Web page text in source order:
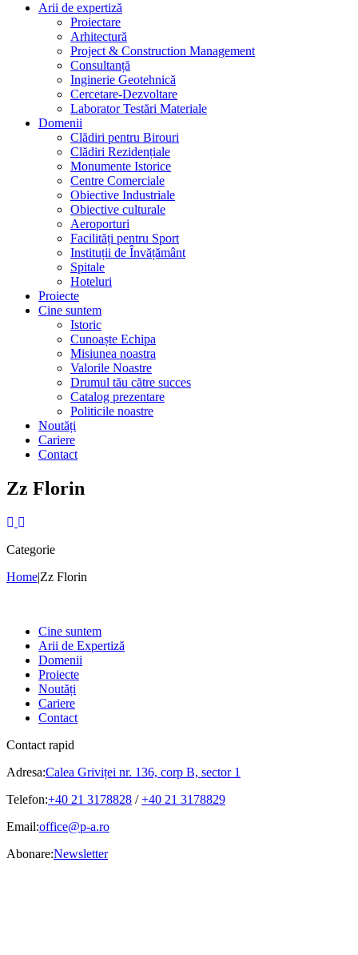
Arii de expertiză
Proiectare
Arhitectură
Project & Construction Management
Consultanță
Inginerie Geotehnică
Cercetare-Dezvoltare
Laborator Testări Materiale
Domenii
Clădiri pentru Birouri
Clădiri Rezidențiale
Monumente Istorice
Centre Comerciale
Obiective Industriale
Obiective culturale
Aeroporturi
Facilități pentru Sport
Instituții de Învățământ
Spitale
Hoteluri
Proiecte
Cine suntem
Istoric
Cunoaște Echipa
Misiunea noastra
Valorile Noastre
Drumul tău către succes
Catalog prezentare
Politicile noastre
Noutăți
Cariere
Contact
Zz Florin
Categorie
Home|Zz Florin
Cine suntem
Arii de Expertiză
Domenii
Proiecte
Noutăți
Cariere
Contact
Contact rapid
Adresa:Calea Griviței nr. 136, corp B, sector 1
Telefon:+40 21 3178828 /+40 21 3178829
Email:office@p-a.ro
Abonare:Newsletter